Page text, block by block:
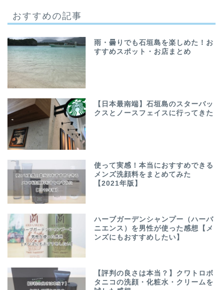
おすすめの記事
雨・曇りでも石垣島を楽しめた！お
すすめスポット・お店まとめ
【日本最南端】石垣島のスターバッ
クスとノースフェイスに行ってきた
使って実感！本当におすすめできる
メンズ洗顔料をまとめてみた
【2021年版】
ハーブガーデンシャンプー（ハーバ
ニエンス）を男性が使った感想【メ
ンズにもおすすめしたい】
【評判の良さは本当？】クワトロボ
タニコの洗顔・化粧水・クリームを